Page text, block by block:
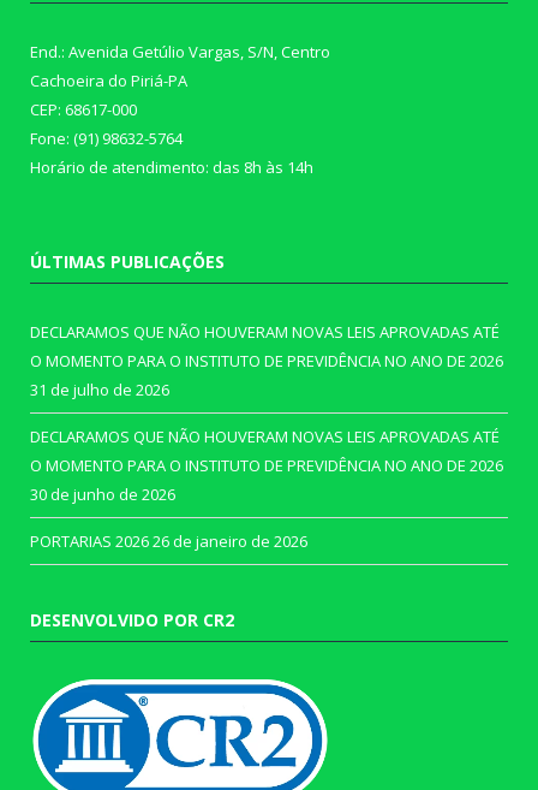
End.: Avenida Getúlio Vargas, S/N, Centro
Cachoeira do Piriá-PA
CEP: 68617-000
Fone: (91) 98632-5764
Horário de atendimento: das 8h às 14h
ÚLTIMAS PUBLICAÇÕES
DECLARAMOS QUE NÃO HOUVERAM NOVAS LEIS APROVADAS ATÉ
O MOMENTO PARA O INSTITUTO DE PREVIDÊNCIA NO ANO DE 2026
31 de julho de 2026
DECLARAMOS QUE NÃO HOUVERAM NOVAS LEIS APROVADAS ATÉ
O MOMENTO PARA O INSTITUTO DE PREVIDÊNCIA NO ANO DE 2026
30 de junho de 2026
PORTARIAS 202626 de janeiro de 2026
DESENVOLVIDO POR CR2